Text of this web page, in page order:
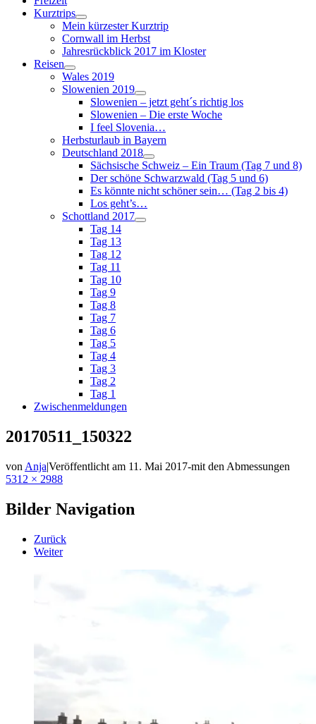
Kurztrips
Mein kürzester Kurztrip
Cornwall im Herbst
Jahresrückblick 2017 im Kloster
Reisen
Wales 2019
Slowenien 2019
Slowenien – jetzt geht´s richtig los
Slowenien – Die erste Woche
I feel Slovenia…
Herbsturlaub in Bayern
Deutschland 2018
Sächsische Schweiz – Ein Traum (Tag 7 und 8)
Der schöne Schwarzwald (Tag 5 und 6)
Es könnte nicht schöner sein… (Tag 2 bis 4)
Los geht’s…
Schottland 2017
Tag 14
Tag 13
Tag 12
Tag 11
Tag 10
Tag 9
Tag 8
Tag 7
Tag 6
Tag 5
Tag 4
Tag 3
Tag 2
Tag 1
Zwischenmeldungen
20170511_150322
von Anja|Veröffentlicht am 11. Mai 2017-mit den Abmessungen
5312 × 2988
Bilder Navigation
Zurück
Weiter